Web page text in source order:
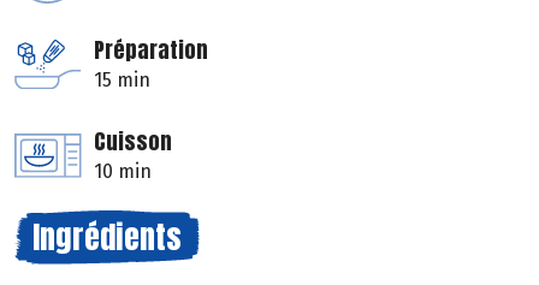
Préparation
15 min
Cuisson
10 min
Ingrédients